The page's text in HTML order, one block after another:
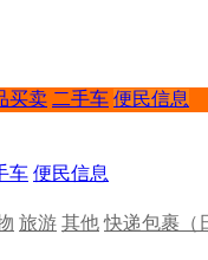
买卖 二手车 便民信息
车 便民信息
旅游 其他 快递包裹（